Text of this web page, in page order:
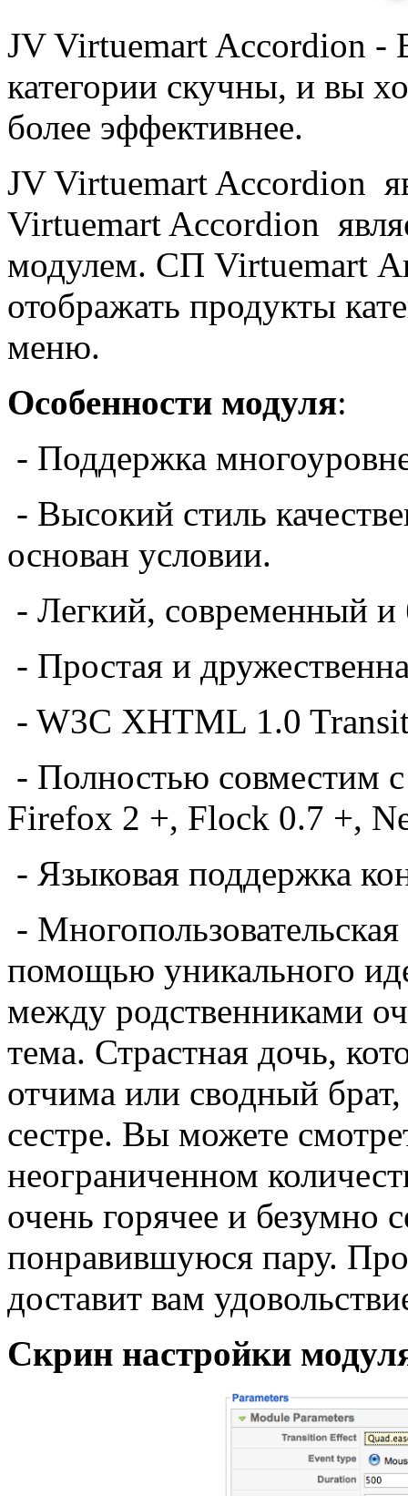
JV Virtuemart Accordion -
категории скучны, и вы
более эффективнее.
JV Virtuemart Accordion
Virtuemart Accordion
модулем. СП Virtuemart
отображать продукты
меню.
Особенности модуля:
- Поддержка
- Высокий стиль
основан условии.
- Легкий, современный и
- Простая и
- W3C XHTML 1.0
- Полностью совместим
Firefox 2 +, Flock 0.7 +,
- Языковая поддержка
- Многопользовательская
помощью уникального
между родственниками
тема. Страстная дочь,
отчима или сводный
сестре. Вы можете
неограниченном
очень горячее и безумно
понравившуюся пару.
доставит вам
Скрин настройки